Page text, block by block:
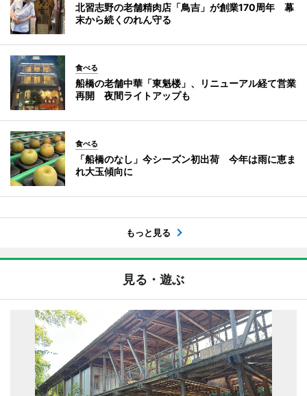
北習志野の老舗精肉店「鳥吉」が創業170周年 幕
末から続くのれん守る
食べる
船橋の老舗中華「東魁楼」、リニューアル経て営業
再開 夜間ライトアップも
食べる
「船橋のなし」今シーズン初出荷 今年は雨に恵ま
れ大玉傾向に
もっと見る
見る・遊ぶ